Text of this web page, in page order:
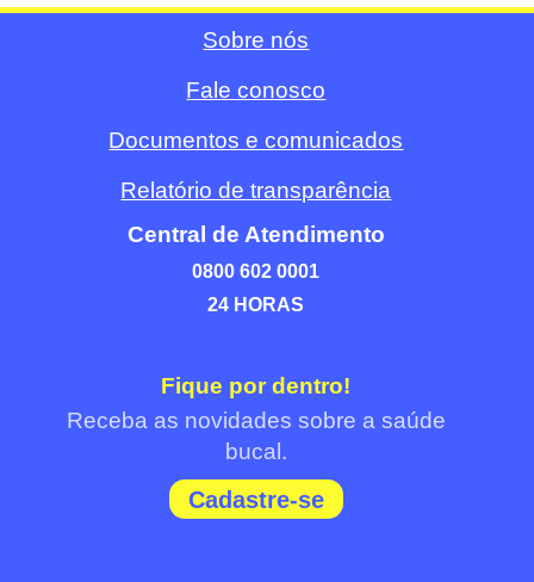
Sobre nós
Fale conosco
Documentos e comunicados
Relatório de transparência
Central de Atendimento
0800 602 0001
24 HORAS
Fique por dentro!
Receba as novidades sobre a saúde
bucal.
Cadastre-se